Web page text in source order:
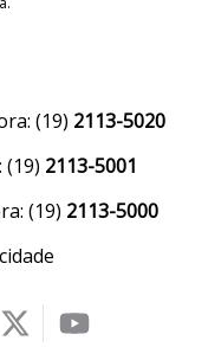
(19) 2113-5020
(19) 2113-5001
(19) 2113-5000